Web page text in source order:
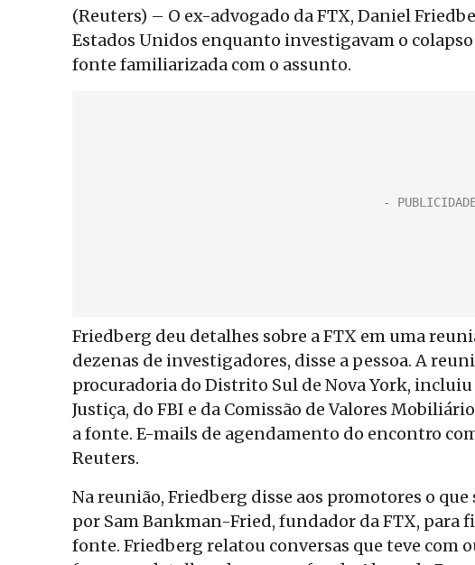
(Reuters) – O ex-advogado da FTX, Daniel
Estados Unidos enquanto investigavam o
fonte familiarizada com o assunto.
Friedberg deu detalhes sobre a FTX em uma
dezenas de investigadores, disse a pessoa. A
procuradoria do Distrito Sul de Nova York,
Justiça, do FBI e da Comissão de Valores
a fonte. E-mails de agendamento do encontro
Reuters.
Na reunião, Friedberg disse aos promotores o
por Sam Bankman-Fried, fundador da FTX, para
fonte. Friedberg relatou conversas que teve com